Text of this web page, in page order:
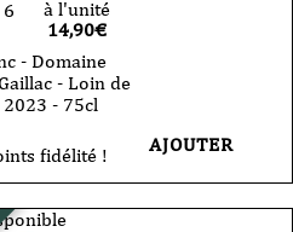
à l'unité
14,90€
- Domaine
- Loin de
- 75cl
fidélité ! AJOUTER